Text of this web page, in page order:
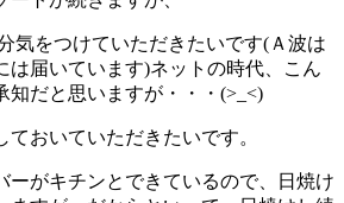
気をつけていただきたいです(Ａ波は
は届いています)ネットの時代、こん
知だと思いますが・・・(>_<)
おいていただきたいです。
ーがキチンとできているので、日焼け